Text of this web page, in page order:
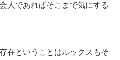
人であればそこまで気にする
在ということはルックスもそ